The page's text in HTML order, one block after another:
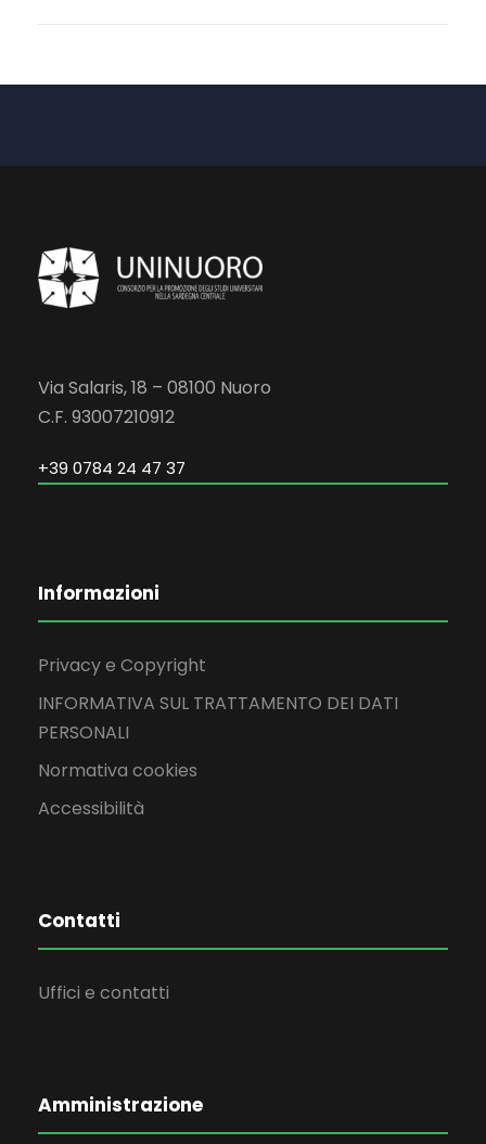
Via Salaris, 18 – 08100 Nuoro
C.F. 93007210912
+39 0784 24 47 37
Informazioni
Privacy e Copyright
INFORMATIVA SUL TRATTAMENTO DEI DATI
PERSONALI
Normativa cookies
Accessibilità
Contatti
Uffici e contatti
Amministrazione